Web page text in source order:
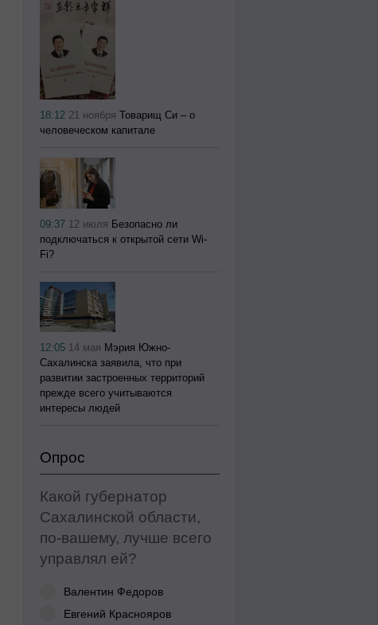
18:12 21 ноября Товарищ Си – о
человеческом капитале
09:37 12 июля Безопасно ли
подключаться к открытой сети Wi-
Fi?
12:05 14 мая Мэрия Южно-
Сахалинска заявила, что при
развитии застроенных территорий
прежде всего учитываются
интересы людей
Опрос
Какой губернатор
Сахалинской области,
по-вашему, лучше всего
управлял ей?
Валентин Федоров
Евгений Краснояров